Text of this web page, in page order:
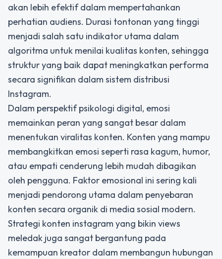
akan lebih efektif dalam mempertahankan
perhatian audiens. Durasi tontonan yang tinggi
menjadi salah satu indikator utama dalam
algoritma untuk menilai kualitas konten, sehingga
struktur yang baik dapat meningkatkan performa
secara signifikan dalam sistem distribusi
Instagram.
Dalam perspektif psikologi digital, emosi
memainkan peran yang sangat besar dalam
menentukan viralitas konten. Konten yang mampu
membangkitkan emosi seperti rasa kagum, humor,
atau empati cenderung lebih mudah dibagikan
oleh pengguna. Faktor emosional ini sering kali
menjadi pendorong utama dalam penyebaran
konten secara organik di media sosial modern.
Strategi konten instagram yang bikin views
meledak juga sangat bergantung pada
kemampuan kreator dalam membangun hubungan